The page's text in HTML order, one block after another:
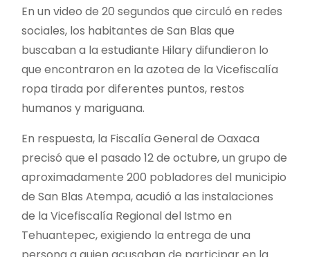
En un video de 20 segundos que circuló en redes
sociales, los habitantes de San Blas que
buscaban a la estudiante Hilary difundieron lo
que encontraron en la azotea de la Vicefiscalía
ropa tirada por diferentes puntos, restos
humanos y mariguana.
En respuesta, la Fiscalía General de Oaxaca
precisó que el pasado 12 de octubre, un grupo de
aproximadamente 200 pobladores del municipio
de San Blas Atempa, acudió a las instalaciones
de la Vicefiscalía Regional del Istmo en
Tehuantepec, exigiendo la entrega de una